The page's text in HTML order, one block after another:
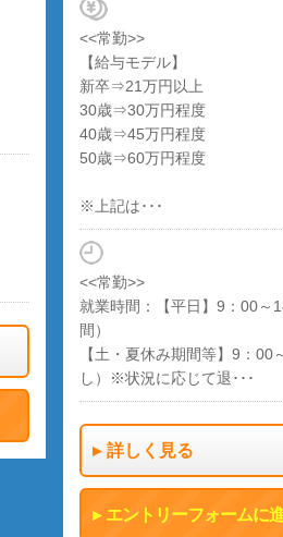
<<常勤>>
【給与モデル】
新卒⇒21万円以上
30歳⇒30万円程度
40歳⇒45万円程度
50歳⇒60万円程度
※上記は･･･
<<常勤>>
就業時間：【平日】9：00～
間）
【土・夏休み期間等】9：00
し）※状況に応じて退･･･
詳しく見る
エントリーフォームに